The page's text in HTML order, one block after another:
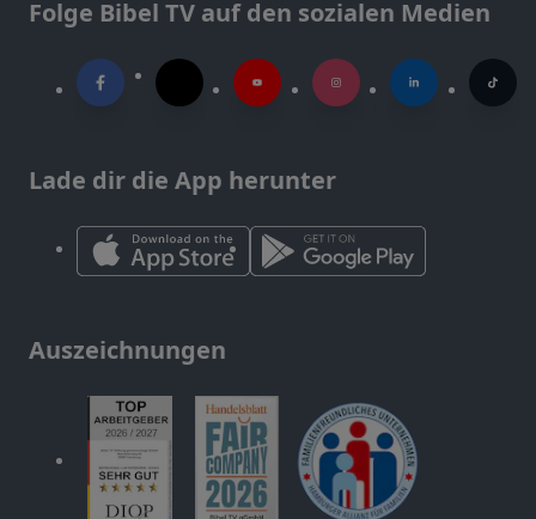
Folge Bibel TV auf den sozialen Medien
Lade dir die App herunter
Auszeichnungen